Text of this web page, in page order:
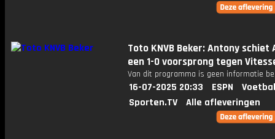
Toto KNVB Beker: Antony schiet
een 1-0 voorsprong tegen
Van dit programma is geen informatie
16-07-2025 20:33 ESPN
Sporten.TV
Alle afleveringen